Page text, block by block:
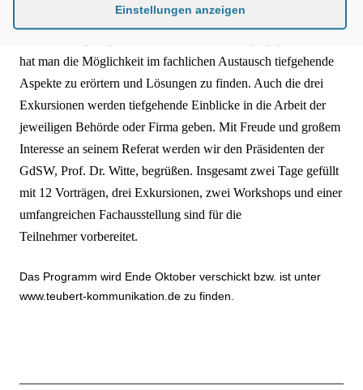
haben wir, der guten Nachfrage aus der vergangenen
hat man die Möglichkeit im fachlichen Austausch tiefgehende
Aspekte zu erörtern und Lösungen zu finden. Auch die drei
Exkursionen werden tiefgehende Einblicke in die Arbeit der
jeweiligen Behörde oder Firma geben. Mit Freude und großem
Interesse an seinem Referat werden wir den Präsidenten der
GdSW, Prof. Dr. Witte, begrüßen. Insgesamt zwei Tage gefüllt
mit 12 Vorträgen, drei Exkursionen, zwei Workshops und einer
umfangreichen Fachausstellung sind für die
Teilnehmer vorbereitet.
Das Programm wird Ende Oktober verschickt bzw. ist unter
www.teubert-kommunikation.de zu finden.
Einstellungen anzeigen